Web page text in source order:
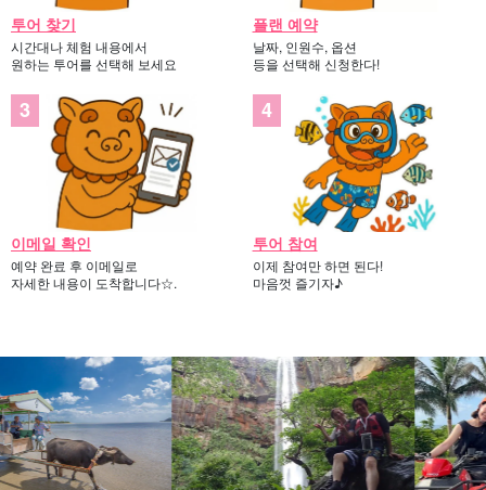
투어 찾기
시간대나 체험 내용에서
원하는 투어를 선택해 보세요
플랜 예약
날짜, 인원수, 옵션
등을 선택해 신청한다!
이메일 확인
예약 완료 후 이메일로
자세한 내용이 도착합니다☆.
투어 참여
이제 참여만 하면 된다!
마음껏 즐기자♪